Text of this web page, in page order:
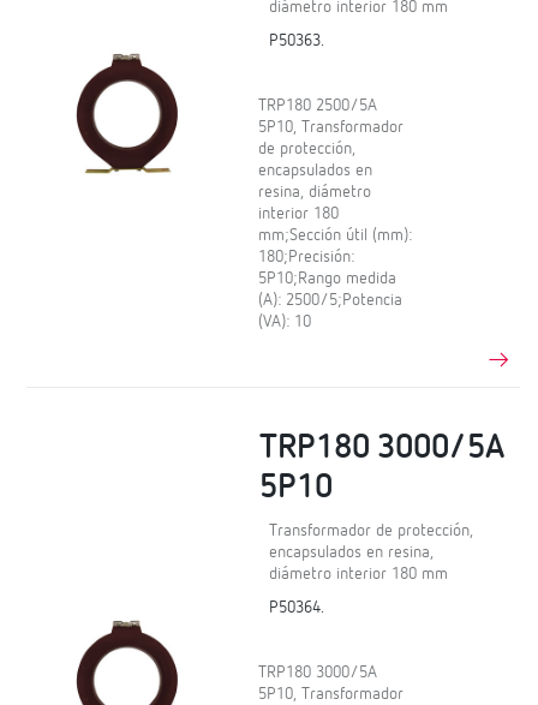
diámetro interior 180 mm
P50363.
TRP180 2500/5A
5P10, Transformador
de protección,
encapsulados en
resina, diámetro
interior 180
mm;Sección útil (mm):
180;Precisión:
5P10;Rango medida
(A): 2500/5;Potencia
(VA): 10
TRP180 3000/5A
5P10
Transformador de protección,
encapsulados en resina,
diámetro interior 180 mm
P50364.
TRP180 3000/5A
5P10, Transformador